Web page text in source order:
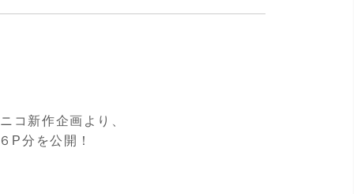
コ新作企画より、
P分を公開！